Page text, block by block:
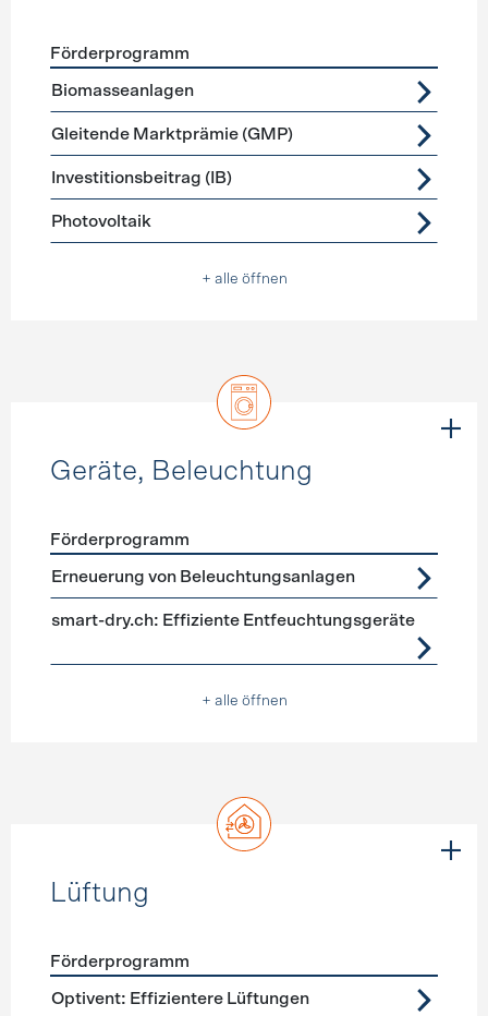
Förderprogramme
Förderprogramm
Biomasseanlagen
Gleitende Marktprämie (GMP)
Investitionsbeitrag (IB)
Photovoltaik
+ alle öffnen
Geräte, Beleuchtung
Förderprogramme Geräte, Beleuchtung
Förderprogramm
Erneuerung von Beleuchtungsanlagen
smart-dry.ch: Effiziente Entfeuchtungsgeräte
+ alle öffnen
Lüftung
Förderprogramme Lüftung
Förderprogramm
Optivent: Effizientere Lüftungen